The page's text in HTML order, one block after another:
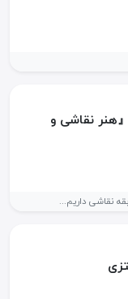
هنر نقاشی و
نقاشی داریم...